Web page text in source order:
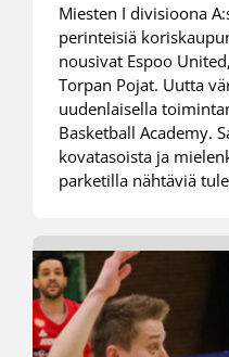
Miesten I divisioona
perinteisiä
nousivat Espoo
Torpan Pojat. Uutta
uudenlaisella
Basketball Academy.
kovatasoista ja
parketilla nähtäviä